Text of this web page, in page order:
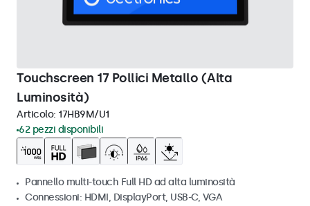
Touchscreen 17 Pollici Metallo (Alta
Luminosità)
Articolo: 17HB9M/U1
62 pezzi disponibili
Pannello multi-touch Full HD ad alta luminosità
Connessioni: HDMI, DisplayPort, USB-C, VGA